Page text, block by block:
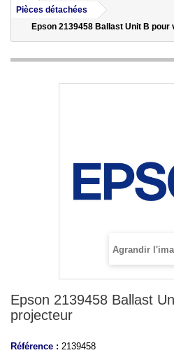
Pièces détachées
Epson 2139458 Ballast Unit B
Agrandir
Epson 2139458 Ballast
projecteur
Référence : 2139458